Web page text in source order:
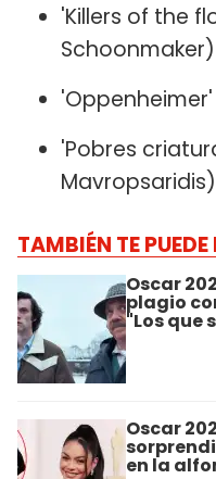
'Killers of the
Schoonmaker)
'Pobres
Mavropsaridis)
TAMBIÉN TE PUEDE
Oscar
plagio
"Los que
Oscar
en la